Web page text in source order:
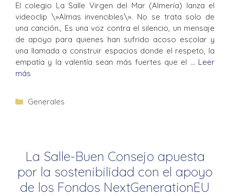
El colegio La Salle Virgen del Mar (Almería) lanza el
videoclip \»Almas invencibles\». No se trata solo de
una canción., Es una voz contra el silencio, un mensaje
de apoyo para quienes han sufrido acoso escolar y
una llamada a construir espacios donde el respeto, la
empatía y la valentía sean más fuertes que el … Leer
más
Generales
La Salle-Buen Consejo apuesta
por la sostenibilidad con el apoyo
de los Fondos NextGenerationEU